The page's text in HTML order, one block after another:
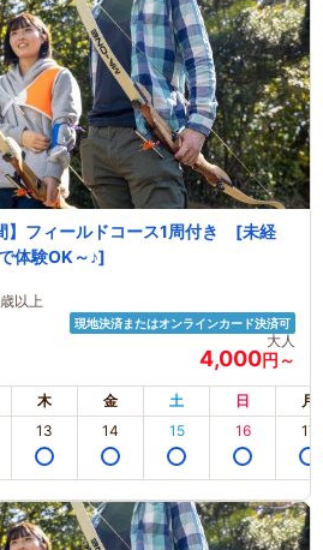
】フィールドコース1周付き [未経
体験OK～♪]
以上
現地決済またはオンラインカード決済可
大人
4,000円～
木 金 土 日 月
13 14 15 16 17